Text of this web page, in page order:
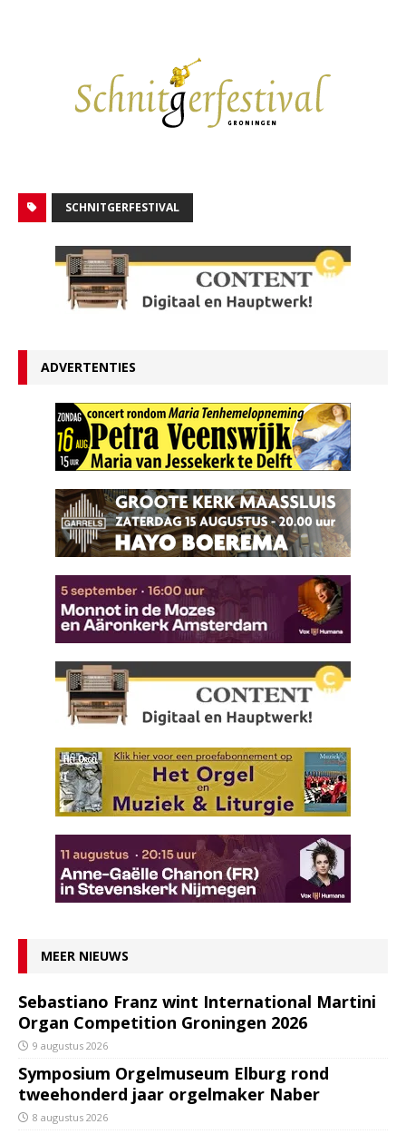
SCHNITGERFESTIVAL
ADVERTENTIES
MEER NIEUWS
Sebastiano Franz wint International Martini
Organ Competition Groningen 2026
9 augustus 2026
Symposium Orgelmuseum Elburg rond
tweehonderd jaar orgelmaker Naber
8 augustus 2026